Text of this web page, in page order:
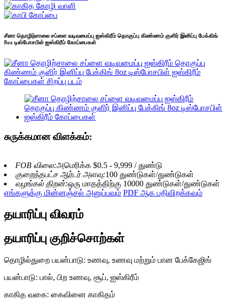
சீனா தொழிற்சாலை சப்ளை வடிவமைப்பு ஐஸ்கிரீம் தொகுப்பு கிண்ணம் குளிர் இனிப்பு பேக்கிங்
8oz டிஸ்போசபிள் ஐஸ்கிரீம் கோப்பைகள்
சுருக்கமான விளக்கம்:
FOB விலை:அமெரிக்க $0.5 - 9,999 / துண்டு
குறைந்தபட்ச ஆர்டர் அளவு:100 துண்டுகள்/துண்டுகள்
வழங்கல் திறன்:ஒரு மாதத்திற்கு 10000 துண்டுகள்/துண்டுகள்
எங்களுக்கு மின்னஞ்சல் அனுப்பவும் PDF ஆக பதிவிறக்கவும்
தயாரிப்பு விவரம்
தயாரிப்பு குறிச்சொற்கள்
தொழில்துறை பயன்பாடு: உணவு, உணவு மற்றும் பான பேக்கேஜிங்
பயன்பாடு: பால், பிற உணவு, சூப், ஐஸ்கிரீம்
காகித வகை: கைவினை காகிதம்